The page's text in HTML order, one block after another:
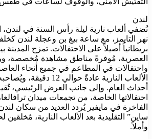
لندن
تُضفي ألعاب نارية ليلة رأس السنة في
نهر التايمز، مع ساعة بيغ بن وعجلة لندن
بريطانياً أصيلاً على الاحتفالات. تمزج المدينة
العصرية، مُوفرةً مناطق مشاهدة مُخصصة،
واحتفالات في المطاعم في جميع أنحاء
الألعاب النارية عادةً
أحداث العام. وإلى جانب العرض الرئيسي،
احتفالاتها الخاصة، من تجمعات ميدان
الفاخرة في مايفير يُردد العديد من سكان لندن
ساين” التقليدية بعد الألعاب النارية،
وأملاً.